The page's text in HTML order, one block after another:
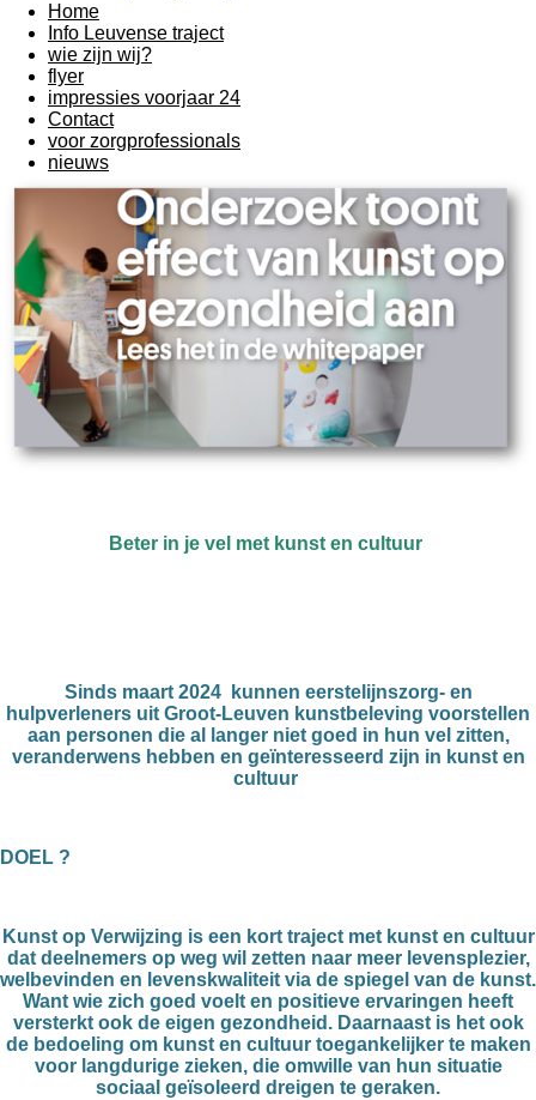
Home
Info Leuvense traject
wie zijn wij?
flyer
impressies voorjaar 24
Contact
voor zorgprofessionals
nieuws
Beter in je vel met kunst en cultuur
Sinds maart 2024 kunnen eerstelijnszorg- en
hulpverleners uit Groot-Leuven kunstbeleving voorstellen
aan personen die al langer niet goed in hun vel zitten,
veranderwens hebben en geïnteresseerd zijn in kunst en
cultuur
DOEL ?
Kunst op Verwijzing is een kort traject met kunst en cultuur
dat deelnemers op weg wil zetten naar meer levensplezier,
welbevinden en levenskwaliteit via de spiegel van de kunst.
Want wie zich goed voelt en positieve ervaringen heeft
versterkt ook de eigen gezondheid. Daarnaast is het ook
de bedoeling om kunst en cultuur toegankelijker te maken
voor langdurige zieken, die omwille van hun situatie
sociaal geïsoleerd dreigen te geraken.